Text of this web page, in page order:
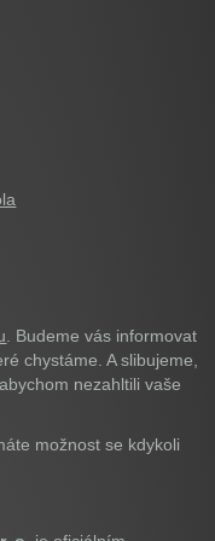
. Budeme vás informovat
chystáme. A slibujeme,
nezahltili vaše
možnost se kdykoli